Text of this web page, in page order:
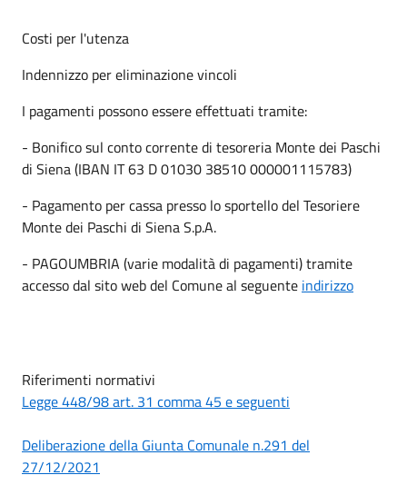
Costi per l'utenza
Indennizzo per eliminazione vincoli
I pagamenti possono essere effettuati tramite:
- Bonifico sul conto corrente di tesoreria Monte dei Paschi
di Siena (IBAN IT 63 D 01030 38510 000001115783)
- Pagamento per cassa presso lo sportello del Tesoriere
Monte dei Paschi di Siena S.p.A.
- PAGOUMBRIA (varie modalità di pagamenti) tramite
accesso dal sito web del Comune al seguente indirizzo
Riferimenti normativi
Legge 448/98 art. 31 comma 45 e seguenti
Deliberazione della Giunta Comunale n.291 del
27/12/2021